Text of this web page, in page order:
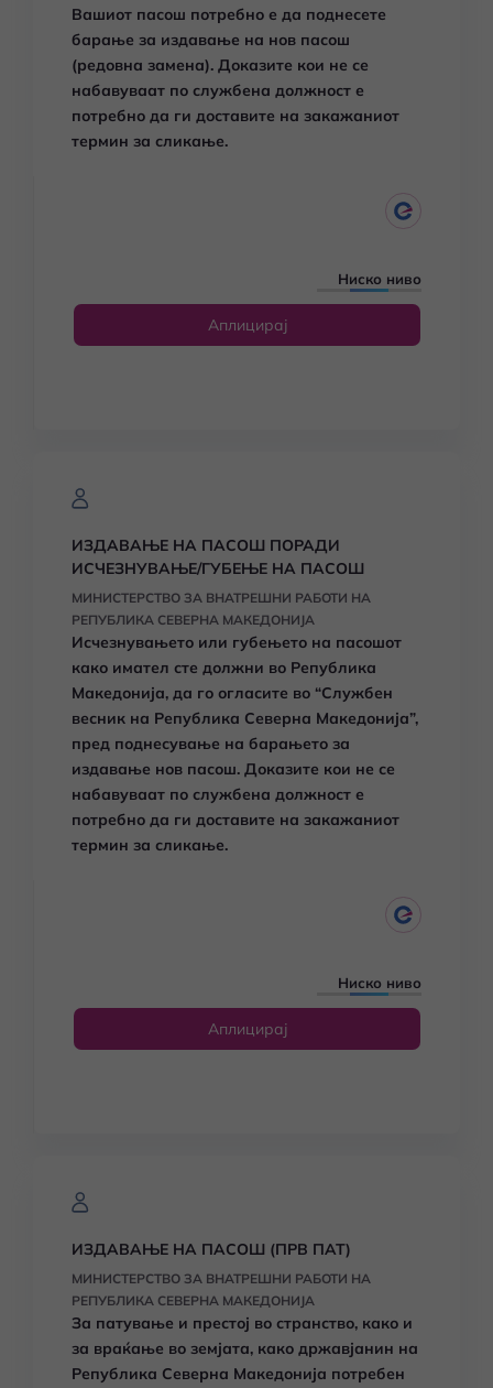
Вашиот пасош потребно е да поднесете
барање за издавање на нов пасош
(редовна замена). Доказите кои не се
набавуваат по службена должност е
потребно да ги доставите на закажаниот
термин за сликање.
Ниско ниво
Аплицирај
ИЗДАВАЊЕ НА ПАСОШ ПОРАДИ
ИСЧЕЗНУВАЊЕ/ГУБЕЊЕ НА ПАСОШ
МИНИСТЕРСТВО ЗА ВНАТРЕШНИ РАБОТИ НА
РЕПУБЛИКА СЕВЕРНА МАКЕДОНИЈА
Исчезнувањето или губењето на пасошот
како имател сте должни во Република
Македонија, да го огласите во “Службен
весник на Република Северна Македонија”,
пред поднесување на барањето за
издавање нов пасош. Доказите кои не се
набавуваат по службена должност е
потребно да ги доставите на закажаниот
термин за сликање.
Ниско ниво
Аплицирај
ИЗДАВАЊЕ НА ПАСОШ (ПРВ ПАТ)
МИНИСТЕРСТВО ЗА ВНАТРЕШНИ РАБОТИ НА
РЕПУБЛИКА СЕВЕРНА МАКЕДОНИЈА
За патување и престој во странство, како и
за враќање во земјата, како државјанин на
Република Северна Македонија потребен